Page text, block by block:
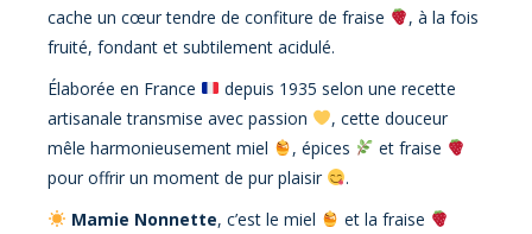
cache un cœur tendre de confiture de fraise
, à la fois
fruité, fondant et subtilement acidulé.
Élaborée en France
depuis 1935 selon une recette
artisanale transmise avec passion
, cette douceur
mêle harmonieusement miel
, épices
et fraise
pour offrir un moment de pur plaisir
.
Mamie Nonnette, c’est le miel
et la fraise